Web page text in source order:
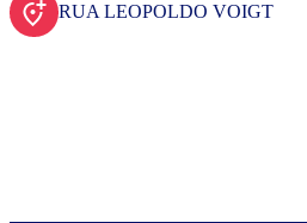
RUA LEOPOLDO VOIGT